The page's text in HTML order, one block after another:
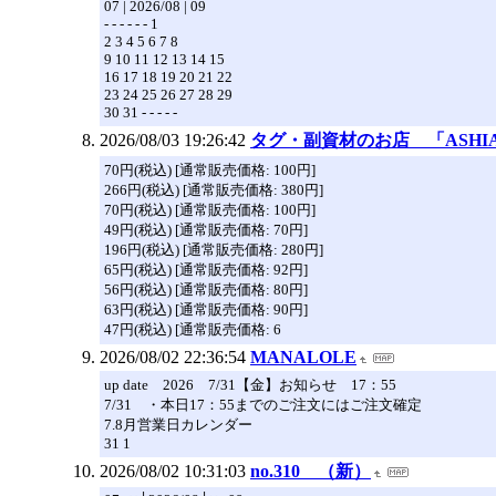
07 | 2026/08 | 09
- - - - - - 1
2 3 4 5 6 7 8
9 10 11 12 13 14 15
16 17 18 19 20 21 22
23 24 25 26 27 28 29
30 31 - - - - -
2026/08/03 19:26:42 タグ・副資材のお店 「
70円(税込) [通常販売価格: 100円]
266円(税込) [通常販売価格: 380円]
70円(税込) [通常販売価格: 100円]
49円(税込) [通常販売価格: 70円]
196円(税込) [通常販売価格: 280円]
65円(税込) [通常販売価格: 92円]
56円(税込) [通常販売価格: 80円]
63円(税込) [通常販売価格: 90円]
47円(税込) [通常販売価格: 6
2026/08/02 22:36:54 MANALOLE
up date 2026 7/31【金】お知らせ 17：55
7/31 ・本日17：55までのご注文にはご注文確定
7.8月営業日カレンダー
31 1
2026/08/02 10:31:03 no.310 （新）